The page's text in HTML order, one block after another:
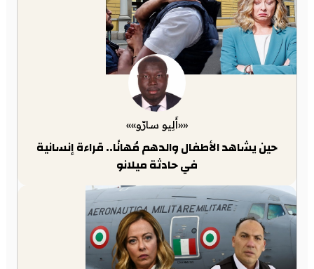
««أَلِيو سارّو»»
حين يشاهد الأطفال والدهم مُهانًا.. قراءة إنسانية
في حادثة ميلانو